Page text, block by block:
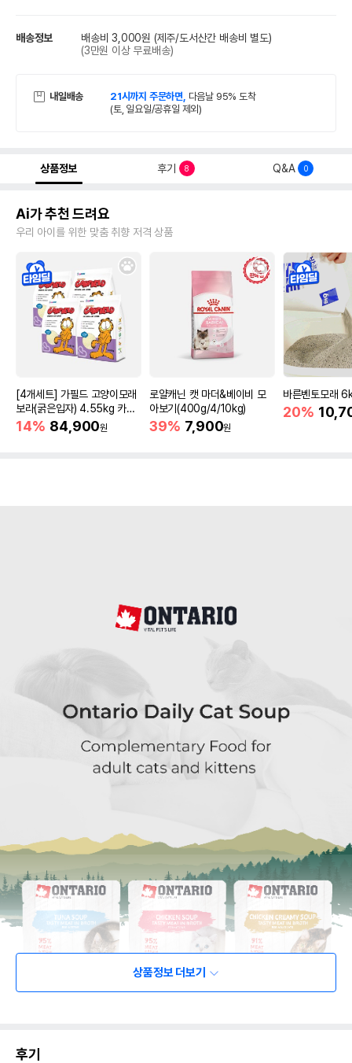
배송정보 배송비 3,000원 (제주/도서산간 배송비 별도)
(3만원 이상 무료배송)
내일배송 21시까지 주문하면, 다음날 95% 도착
(토, 일요일/공휴일 제외)
상품정보 후기 8 Q&A 0
Ai가 추천 드려요
우리 아이를 위한 맞춤 취향 저격 상품
[4개세트] 가필드 고양이모래
보라(굵은입자) 4.55kg 카사
바모래
14% 84,900원
로얄캐닌 캣 마더&베이비 모
아보기(400g/4/10kg)
39% 7,900원
바른벤토모래
20%
상품정보 더보기
후기